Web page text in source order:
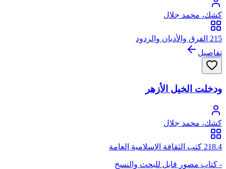
كشك، محمد جلال
215 الفرق والأديان والردود
تفاصيل
ودخلت الخيل الأزهر
كشك، محمد جلال
218.4 كتب الثقافة الإسلامية العامة
- كتاب مصور قابل للبحث والنسخ